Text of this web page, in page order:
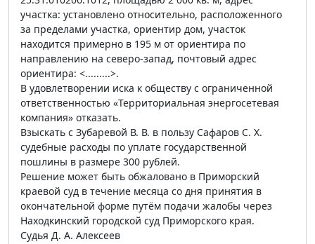
участка: установлено относительно, расположенного
за пределами участка, ориентир дом, участок
находится примерно в 195 м от ориентира по
направлению на северо-запад, почтовый адрес
ориентира: <.........>.
В удовлетворении иска к обществу с ограниченной
ответственностью «Территориальная энергосетевая
компания» отказать.
Взыскать с Зубаревой В. В. в пользу Сафаров С. Х.
судебные расходы по уплате государственной
пошлины в размере 300 рублей.
Решение может быть обжаловано в Приморский
краевой суд в течение месяца со дня принятия в
окончательной форме путём подачи жалобы через
Находкинский городской суд Приморского края.
Судья Д. А. Алексеев